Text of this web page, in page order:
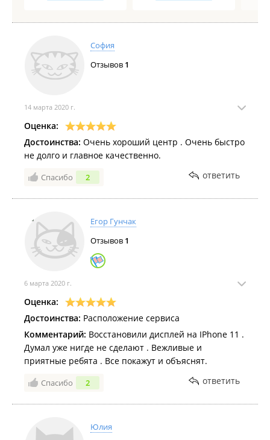
София
Отзывов 1
14 марта 2020 г.
Оценка:
Достоинства: Очень хороший центр . Очень быстро
не долго и главное качественно.
Спасибо 2 ответить
Егор Гунчак
Отзывов 1
6 марта 2020 г.
Оценка:
Достоинства: Расположение сервиса
Комментарий: Восстановили дисплей на IPhone 11 .
Думал уже нигде не сделают . Вежливые и
приятные ребята . Все покажут и объяснят.
Спасибо 2 ответить
Юлия